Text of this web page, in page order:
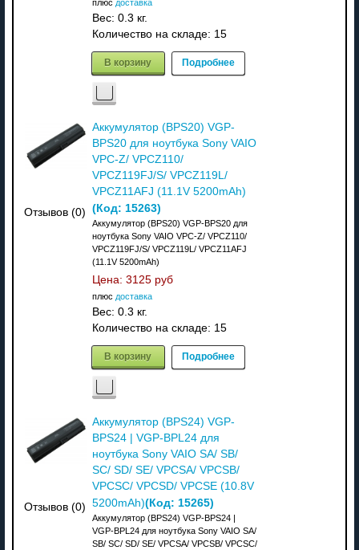
плюс доставка
Вес: 0.3 кг.
Количество на складе: 15
В корзину Подробнее
Отзывов (0)
Аккумулятор (BPS20) VGP-
BPS20 для ноутбука Sony VAIO
VPC-Z/ VPCZ110/
VPCZ119FJ/S/ VPCZ119L/
VPCZ11AFJ (11.1V 5200mAh)
(Код: 15263)
Аккумулятор (BPS20) VGP-BPS20 для
ноутбука Sony VAIO VPC-Z/ VPCZ110/
VPCZ119FJ/S/ VPCZ119L/ VPCZ11AFJ
(11.1V 5200mAh)
Цена: 3125 руб
плюс доставка
Вес: 0.3 кг.
Количество на складе: 15
В корзину Подробнее
Отзывов (0)
Аккумулятор (BPS24) VGP-
BPS24 | VGP-BPL24 для
ноутбука Sony VAIO SA/ SB/
SC/ SD/ SE/ VPCSA/ VPCSB/
VPCSC/ VPCSD/ VPCSE (10.8V
5200mAh)(Код: 15265)
Аккумулятор (BPS24) VGP-BPS24 |
VGP-BPL24 для ноутбука Sony VAIO SA/
SB/ SC/ SD/ SE/ VPCSA/ VPCSB/ VPCSC/